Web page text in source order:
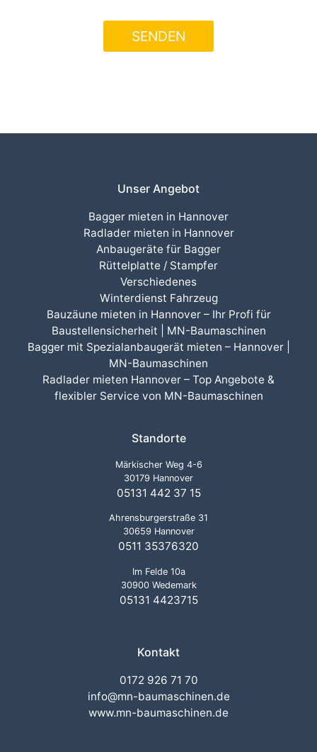
Unser Angebot
Bagger mieten in Hannover
Radlader mieten in Hannover
Anbaugeräte für Bagger
Rüttelplatte / Stampfer
Verschiedenes
Winterdienst Fahrzeug
Bauzäune mieten in Hannover – Ihr Profi für
Baustellensicherheit | MN-Baumaschinen
Bagger mit Spezialanbaugerät mieten – Hannover |
MN-Baumaschinen
Radlader mieten Hannover – Top Angebote &
flexibler Service von MN-Baumaschinen
Standorte
Märkischer Weg 4-6
30179 Hannover
05131 442 37 15
Ahrensburgerstraße 31
30659 Hannover
0511 35376320
Im Felde 10a
30900 Wedemark
05131 4423715
Kontakt
0172 926 71 70
info@mn-baumaschinen.de
www.mn-baumaschinen.de